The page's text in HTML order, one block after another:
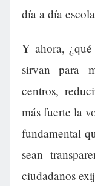
día a día
Y ahora, ¿qué
sirvan para
centros,
más fuerte la
fundamental
sean
ciudadanos